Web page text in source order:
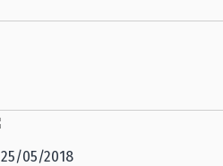
25/05/2018